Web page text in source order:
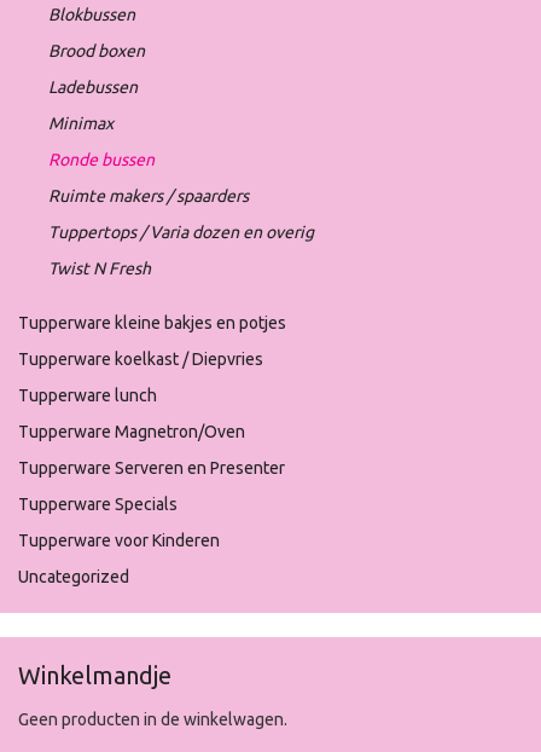
Blokbussen
Brood boxen
Ladebussen
Minimax
Ronde bussen
Ruimte makers / spaarders
Tuppertops / Varia dozen en overig
Twist N Fresh
Tupperware kleine bakjes en potjes
Tupperware koelkast / Diepvries
Tupperware lunch
Tupperware Magnetron/Oven
Tupperware Serveren en Presenter
Tupperware Specials
Tupperware voor Kinderen
Uncategorized
Winkelmandje
Geen producten in de winkelwagen.